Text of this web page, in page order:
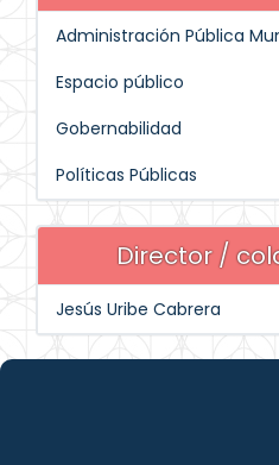
Administración Pública
Espacio público
Gobernabilidad
Políticas Públicas
Director /
Jesús Uribe Cabrera